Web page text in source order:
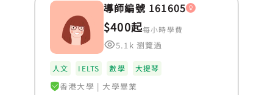
導師編號 161605
$400起每小時學費
5.1k 瀏覽過
人文 IELTS 數學 大提琴
香港大學 | 大學畢業